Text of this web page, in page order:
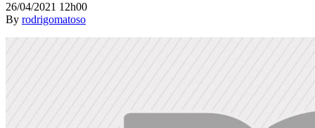
26/04/2021 12h00
By rodrigomatoso